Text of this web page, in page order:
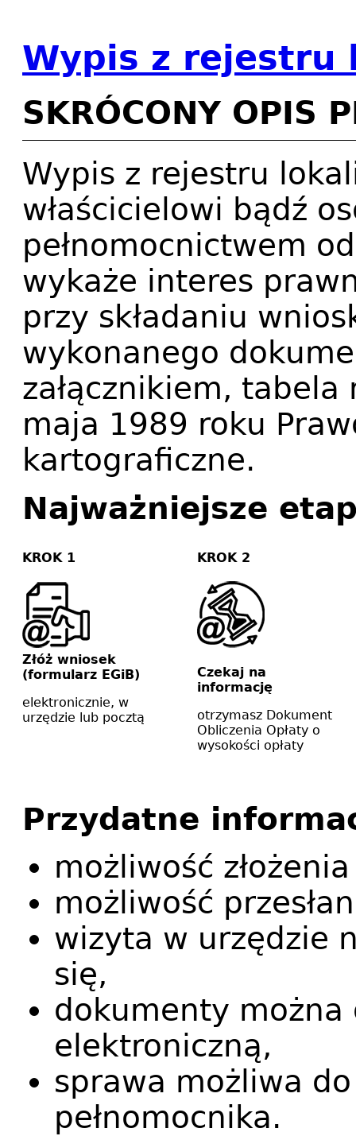
Wypis z rejestru
SKRÓCONY OPIS
Wypis z rejestru
właścicielowi bądź
pełnomocnictwem
wykaże interes
przy składaniu
wykonanego
załącznikiem,
maja 1989 roku
kartograficzne.
Najważniejsze
KROK 1
Złóż wniosek
(formularz EGiB)
elektronicznie, w
urzędzie lub pocztą
KROK 2
Czekaj na
informację
otrzymasz Dokument
Obliczenia Opłaty o
wysokości opłaty
Przydatne
możliwość
możliwość
wizyta w urzędzie
się,
dokumenty można
elektroniczną,
sprawa możliwa
pełnomocnika.